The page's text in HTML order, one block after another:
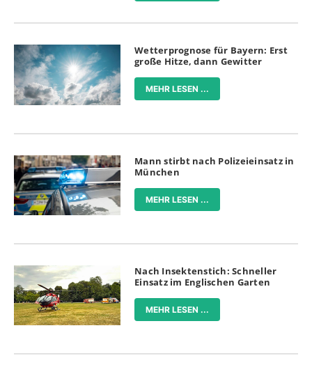
Wetterprognose für Bayern: Erst
große Hitze, dann Gewitter
MEHR LESEN ...
Mann stirbt nach Polizeieinsatz in
München
MEHR LESEN ...
Nach Insektenstich: Schneller
Einsatz im Englischen Garten
MEHR LESEN ...